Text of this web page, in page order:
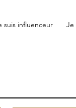
suis influenceur Je